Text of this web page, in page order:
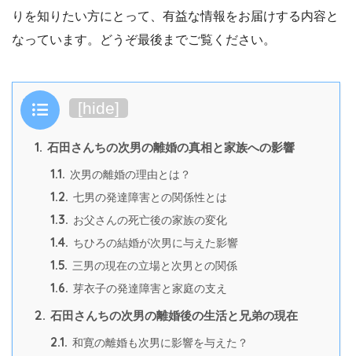
りを知りたい方にとって、有益な情報をお届けする内容と
なっています。どうぞ最後までご覧ください。
目次 [hide]
1. 石田さんちの次男の離婚の真相と家族への影響
1.1. 次男の離婚の理由とは？
1.2. 七男の発達障害との関係性とは
1.3. お父さんの死亡後の家族の変化
1.4. ちひろの結婚が次男に与えた影響
1.5. 三男の現在の立場と次男との関係
1.6. 芽衣子の発達障害と家庭の支え
2. 石田さんちの次男の離婚後の生活と兄弟の現在
2.1. 和寛の離婚も次男に影響を与えた？